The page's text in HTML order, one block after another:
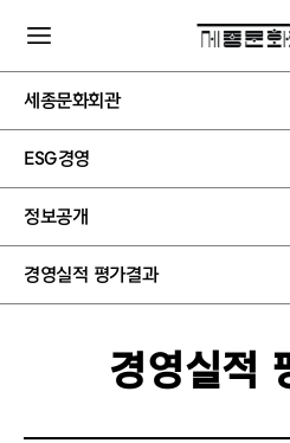
세종문화회관
ESG경영
정보공개
경영실적 평가결과
경영실적